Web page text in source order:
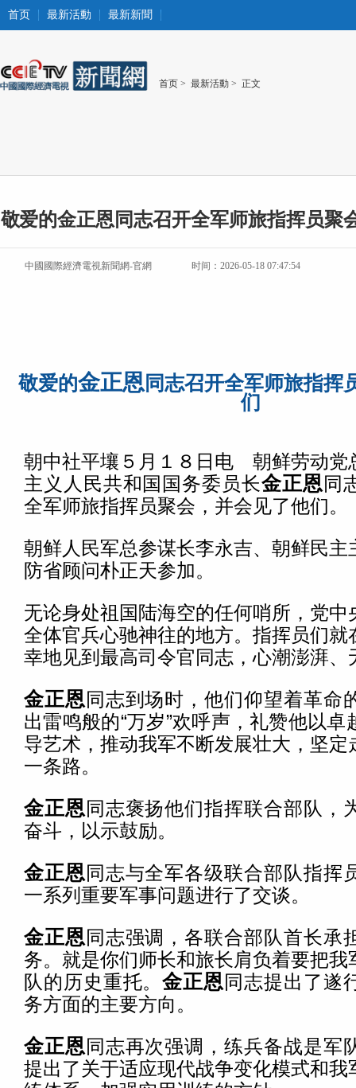
首页 最新活動 最新新聞
首页 > 最新活動 > 正文
敬爱的金正恩同志召开全军师旅指挥员聚
中國國際經濟電視新聞網-官網 时间：2026-05-18 07:47:54
敬爱的金正恩 同志召开全军师旅指挥
们
朝中社平壤５月１８日电 朝鲜劳动党
主义人民共和国国务委员长金正恩同
全军师旅指挥员聚会，并会见了他们。
朝鲜人民军总参谋长李永吉、朝鲜民主
防省顾问朴正天参加。
无论身处祖国陆海空的任何哨所，党中
全体官兵心驰神往的地方。指挥员们就
幸地见到最高司令官同志，心潮澎湃、
金正恩同志到场时，他们仰望着革命
出雷鸣般的“万岁”欢呼声，礼赞他以
导艺术，推动我军不断发展壮大，坚定
一条路。
金正恩同志褒扬他们指挥联合部队，
奋斗，以示鼓励。
金正恩同志与全军各级联合部队指挥
一系列重要军事问题进行了交谈。
金正恩同志强调，各联合部队首长承
务。就是你们师长和旅长肩负着要把我
队的历史重托。金正恩同志提出了遂
务方面的主要方向。
金正恩同志再次强调，练兵备战是军
提出了关于适应现代战争变化模式和我